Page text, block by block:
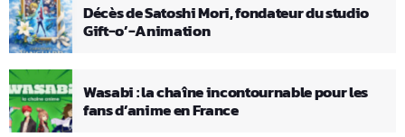
Décès de Satoshi Mori, fondateur du studio
Gift-o’-Animation
Wasabi : la chaîne incontournable pour les
fans d’anime en France